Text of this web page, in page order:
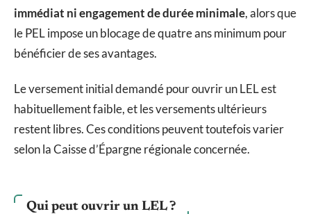
immédiat ni engagement de durée minimale, alors que
le PEL impose un blocage de quatre ans minimum pour
bénéficier de ses avantages.
Le versement initial demandé pour ouvrir un LEL est
habituellement faible, et les versements ultérieurs
restent libres. Ces conditions peuvent toutefois varier
selon la Caisse d’Épargne régionale concernée.
Qui peut ouvrir un LEL ?